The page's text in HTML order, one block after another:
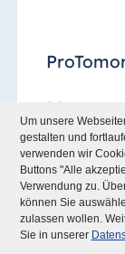
Um unsere
gestalten und
verwenden wir
Buttons "Alle
Verwendung zu.
können Sie
zulassen wollen.
Sie in unserer
Sieg"
Für jedes